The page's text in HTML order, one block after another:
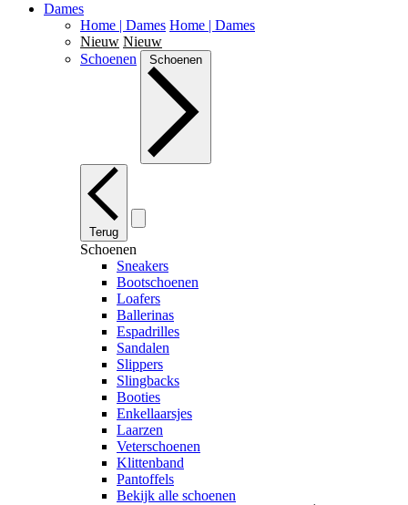
Dames
Home | Dames Home | Dames
Nieuw Nieuw
Schoenen
Schoenen
Terug
Schoenen
Sneakers
Bootschoenen
Loafers
Ballerinas
Espadrilles
Sandalen
Slippers
Slingbacks
Booties
Enkellaarsjes
Laarzen
Veterschoenen
Klittenband
Pantoffels
Bekijk alle schoenen